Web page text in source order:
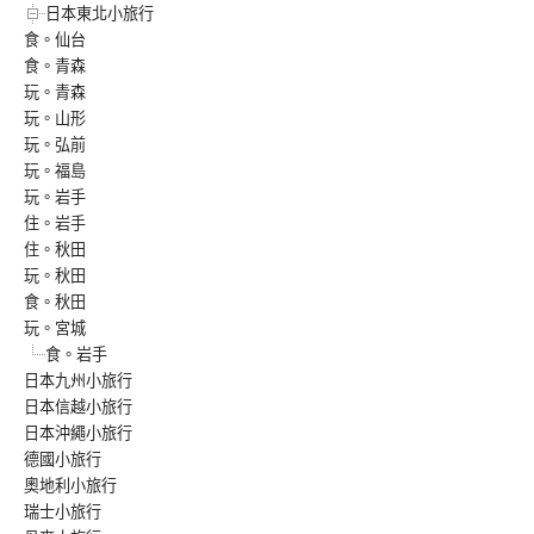
日本東北小旅行
食。仙台
食。青森
玩。青森
玩。山形
玩。弘前
玩。福島
玩。岩手
住。岩手
住。秋田
玩。秋田
食。秋田
玩。宮城
食。岩手
日本九州小旅行
日本信越小旅行
日本沖繩小旅行
德國小旅行
奧地利小旅行
瑞士小旅行